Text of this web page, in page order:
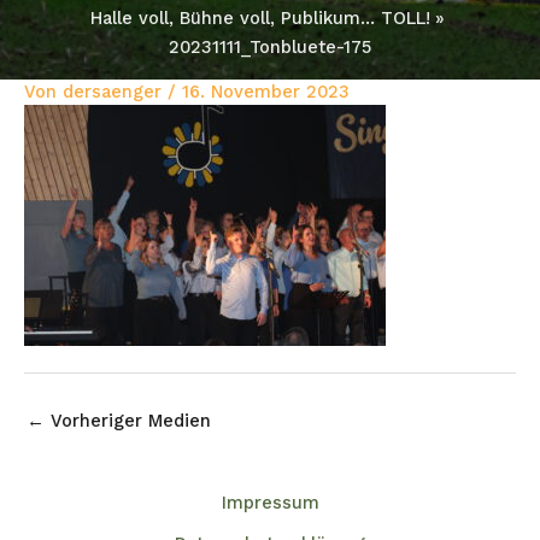
Halle voll, Bühne voll, Publikum… TOLL!
20231111_Tonbluete-175
Von dersaenger / 16. November 2023
← Vorheriger Medien
Impressum